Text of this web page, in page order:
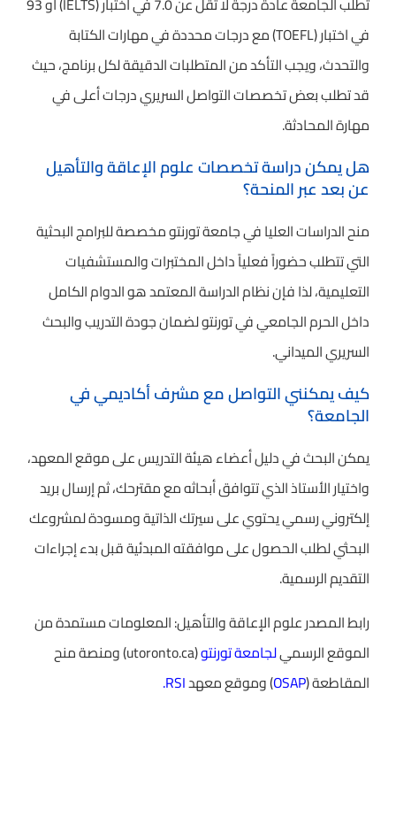
في اختبار (TOEFL) مع درجات محددة في مهارات الكتابة
والتحدث، ويجب التأكد من المتطلبات الدقيقة لكل برنامج، حيث
قد تطلب بعض تخصصات التواصل السريري درجات أعلى في
مهارة المحادثة.
هل يمكن دراسة تخصصات علوم الإعاقة والتأهيل
عن بعد عبر المنحة؟
منح الدراسات العليا في جامعة تورنتو مخصصة للبرامج البحثية
التي تتطلب حضوراً فعلياً داخل المختبرات والمستشفيات
التعليمية، لذا فإن نظام الدراسة المعتمد هو الدوام الكامل
داخل الحرم الجامعي في تورنتو لضمان جودة التدريب والبحث
السريري الميداني.
كيف يمكنني التواصل مع مشرف أكاديمي في
الجامعة؟
يمكن البحث في دليل أعضاء هيئة التدريس على موقع المعهد،
واختيار الأستاذ الذي تتوافق أبحاثه مع مقترحك، ثم إرسال بريد
إلكتروني رسمي يحتوي على سيرتك الذاتية ومسودة لمشروعك
البحثي لطلب الحصول على موافقته المبدئية قبل بدء إجراءات
التقديم الرسمية.
رابط المصدر علوم الإعاقة والتأهيل: المعلومات مستمدة من
الموقع الرسميلجامعة تورنتو
(utoronto.ca) ومنصة منح
المقاطعة (OSAP) وموقع معهدRSI.